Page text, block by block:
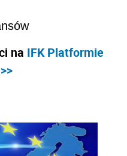
na IFK Platformie